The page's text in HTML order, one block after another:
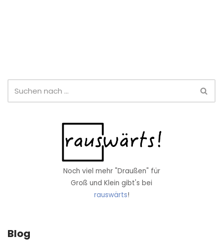
Noch viel mehr "Draußen" für
Groß und Klein gibt's bei
rauswärts!
Blog